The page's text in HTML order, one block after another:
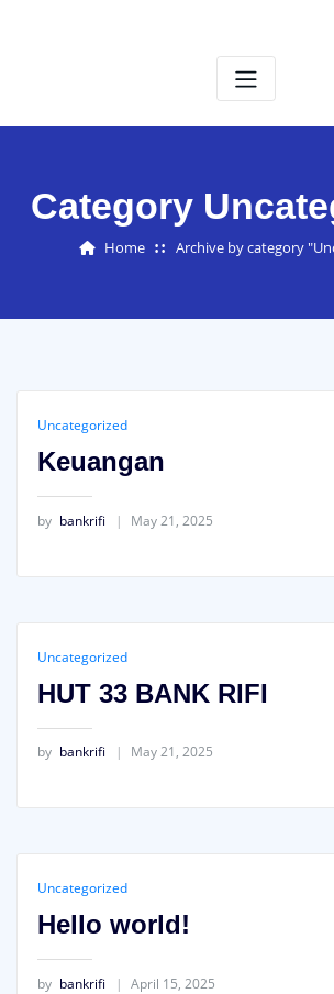
Category
Home Archive by category
Uncategorized
Keuangan
by bankrifi May 21, 2025
Uncategorized
HUT 33 BANK RIFI
by bankrifi May 21, 2025
Uncategorized
Hello world!
by bankrifi April 15, 2025